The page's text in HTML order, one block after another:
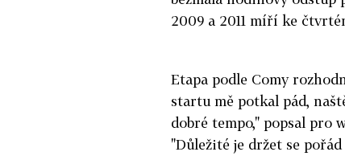
2009 a 2011 míří ke
Etapa podle Comy
startu mě potkal pád,
dobré tempo," popsal pro
"Důležité je držet se